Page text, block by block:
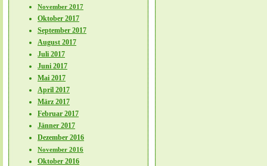
November 2017
Oktober 2017
September 2017
August 2017
Juli 2017
Juni 2017
Mai 2017
April 2017
März 2017
Februar 2017
Jänner 2017
Dezember 2016
November 2016
Oktober 2016